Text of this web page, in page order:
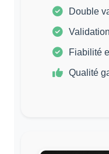
Double
Fiabilité
Qualité